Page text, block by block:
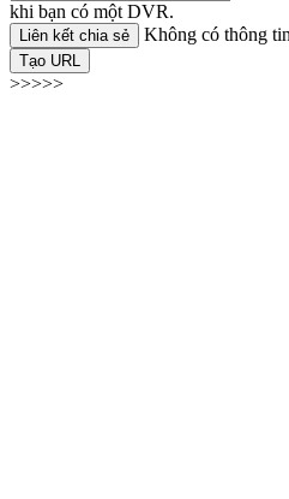
khi bạn có một DVR.
Liên kết chia sẻ Không có thông
Tạo URL
>>>>>